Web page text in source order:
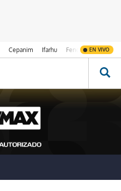
Cepanim Ifarhu Fenómeno de El
EN VIVO